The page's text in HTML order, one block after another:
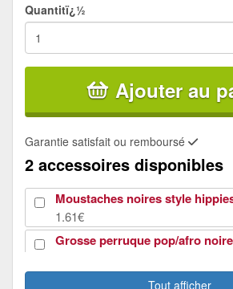
Quantitï¿½
Ajouter au
Garantie satisfait ou remboursé
2 accessoires disponibles
Moustaches noires style
1.61€
Grosse perruque pop/afro noire
Tout afficher